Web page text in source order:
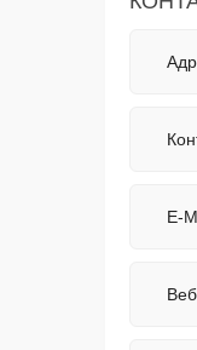
E-